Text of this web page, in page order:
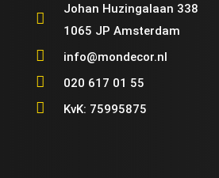
Johan Huzingalaan 338
1065 JP Amsterdam
info@mondecor.nl
020 617 01 55
KvK: 75995875